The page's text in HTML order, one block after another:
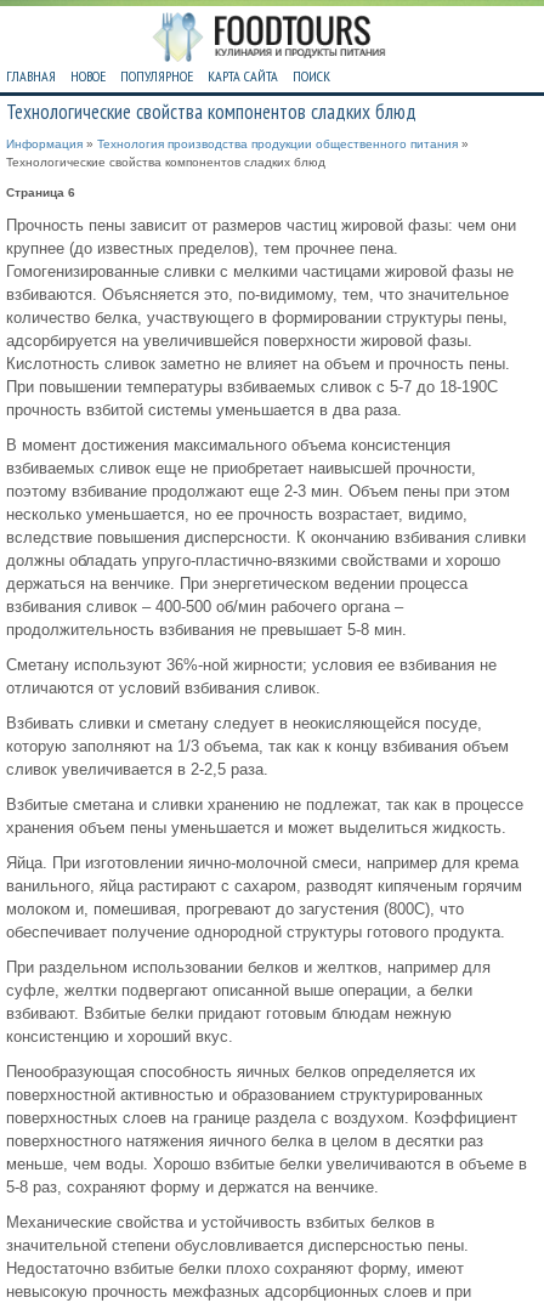
ГЛАВНАЯ НОВОЕ ПОПУЛЯРНОЕ КАРТА САЙТА ПОИСК
Технологические свойства компонентов сладких блюд
Информация » Технология производства продукции общественного питания »
Технологические свойства компонентов сладких блюд
Страница 6
Прочность пены зависит от размеров частиц жировой фазы: чем они
крупнее (до известных пределов), тем прочнее пена.
Гомогенизированные сливки с мелкими частицами жировой фазы не
взбиваются. Объясняется это, по-видимому, тем, что значительное
количество белка, участвующего в формировании структуры пены,
адсорбируется на увеличившейся поверхности жировой фазы.
Кислотность сливок заметно не влияет на объем и прочность пены.
При повышении температуры взбиваемых сливок с 5-7 до 18-190С
прочность взбитой системы уменьшается в два раза.
В момент достижения максимального объема консистенция
взбиваемых сливок еще не приобретает наивысшей прочности,
поэтому взбивание продолжают еще 2-3 мин. Объем пены при этом
несколько уменьшается, но ее прочность возрастает, видимо,
вследствие повышения дисперсности. К окончанию взбивания сливки
должны обладать упруго-пластично-вязкими свойствами и хорошо
держаться на венчике. При энергетическом ведении процесса
взбивания сливок – 400-500 об/мин рабочего органа –
продолжительность взбивания не превышает 5-8 мин.
Сметану используют 36%-ной жирности; условия ее взбивания не
отличаются от условий взбивания сливок.
Взбивать сливки и сметану следует в неокисляющейся посуде,
которую заполняют на 1/3 объема, так как к концу взбивания объем
сливок увеличивается в 2-2,5 раза.
Взбитые сметана и сливки хранению не подлежат, так как в процессе
хранения объем пены уменьшается и может выделиться жидкость.
Яйца. При изготовлении яично-молочной смеси, например для крема
ванильного, яйца растирают с сахаром, разводят кипяченым горячим
молоком и, помешивая, прогревают до загустения (800С), что
обеспечивает получение однородной структуры готового продукта.
При раздельном использовании белков и желтков, например для
суфле, желтки подвергают описанной выше операции, а белки
взбивают. Взбитые белки придают готовым блюдам нежную
консистенцию и хороший вкус.
Пенообразующая способность яичных белков определяется их
поверхностной активностью и образованием структурированных
поверхностных слоев на границе раздела с воздухом. Коэффициент
поверхностного натяжения яичного белка в целом в десятки раз
меньше, чем воды. Хорошо взбитые белки увеличиваются в объеме в
5-8 раз, сохраняют форму и держатся на венчике.
Механические свойства и устойчивость взбитых белков в
значительной степени обусловливается дисперсностью пены.
Недостаточно взбитые белки плохо сохраняют форму, имеют
невысокую прочность межфазных адсорбционных слоев и при